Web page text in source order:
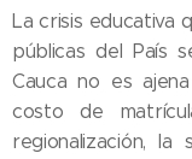
La crisis educativa
públicas del País
Cauca no es
costo de
regionalización,